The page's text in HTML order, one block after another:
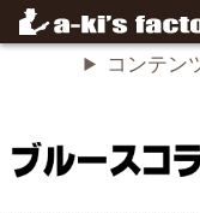
コンテン